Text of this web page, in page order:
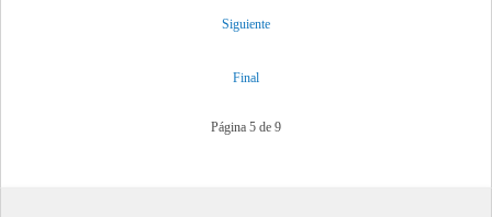
Siguiente
Final
Página 5 de 9